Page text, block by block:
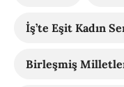
İş’te Eşit Kadın
Birleşmiş